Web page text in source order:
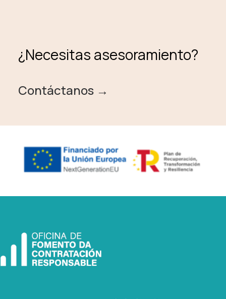
¿Necesitas asesoramiento?
Contáctanos →️